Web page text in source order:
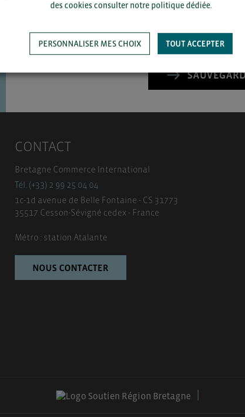
CONTACT
Bretagne Commerce International
Tél. (+33) 2 99 25 04 04
1c-1d avenue de Belle Fontaine - CS 31773
35517 Cesson-Sévigné cedex - France
Métro : station Atalante
NOUS CONTACTER
des cookies consulter notre politique dédiée.
PERSONNALISER MES CHOIX TOUT ACCEPTER